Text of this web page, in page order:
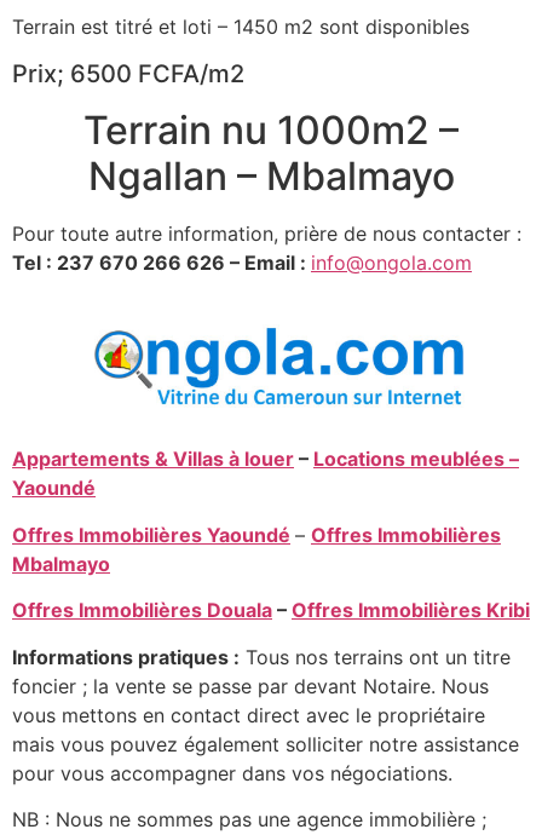
Terrain est titré et loti – 1450 m2 sont disponibles
Prix; 6500 FCFA/m2
Terrain nu 1000m2 –
Ngallan – Mbalmayo
Pour toute autre information, prière de nous contacter :
Tel : 237 670 266 626 – Email : info@ongola.com
Appartements & Villas à louer – Locations meublées –
Yaoundé
Offres Immobilières Yaoundé – Offres Immobilières
Mbalmayo
Offres Immobilières Douala – Offres Immobilières Kribi
Informations pratiques : Tous nos terrains ont un titre
foncier ; la vente se passe par devant Notaire. Nous
vous mettons en contact direct avec le propriétaire
mais vous pouvez également solliciter notre assistance
pour vous accompagner dans vos négociations.
NB : Nous ne sommes pas une agence immobilière ;